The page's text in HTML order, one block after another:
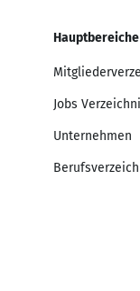
Hauptbereiche
Jobs
Unternehmen